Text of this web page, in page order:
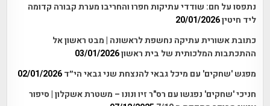
נתפסו על חם: שודדי עתיקות חפרו והחריבו מערת קבורה קדומה
ליד חיטין20/01/2026
כתובת אשורית עתיקה נחשפת לראשונה | מבט ראשון אל
ההתכתבות המלכותית של בית ראשון03/01/2026
מפגש 'שחקים' עם מיכל גבאי להנצחת שני גבאי הי״ד 02/01/2026
חניכי 'שחקים' נפגשו עם רס"ר זיו ונונו – משטרת אשקלון | סיפור